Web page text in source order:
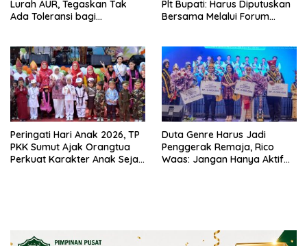
Lurah AUR, Tegaskan Tak
Ada Toleransi bagi
Plt Bupati: Harus Diputuskan
Bersama Melalui Forum
Peringati Hari Anak 2026, TP
PKK Sumut Ajak Orangtua
Perkuat Karakter Anak Sejak
Duta Genre Harus Jadi
Penggerak Remaja, Rico
Waas: Jangan Hanya Aktif